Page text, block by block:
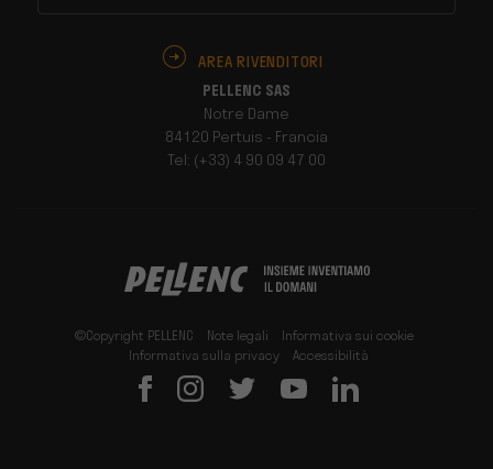
AREA RIVENDITORI
PELLENC SAS
Notre Dame
84120 Pertuis - Francia
Tel: (+33) 4 90 09 47 00
©Copyright PELLENC Note legali
Informativa sui cookie
Informativa sulla privacy
Accessibilità